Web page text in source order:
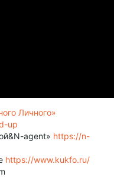
Личного»
up
agent» https://n-
https://www.kukfo.ru/